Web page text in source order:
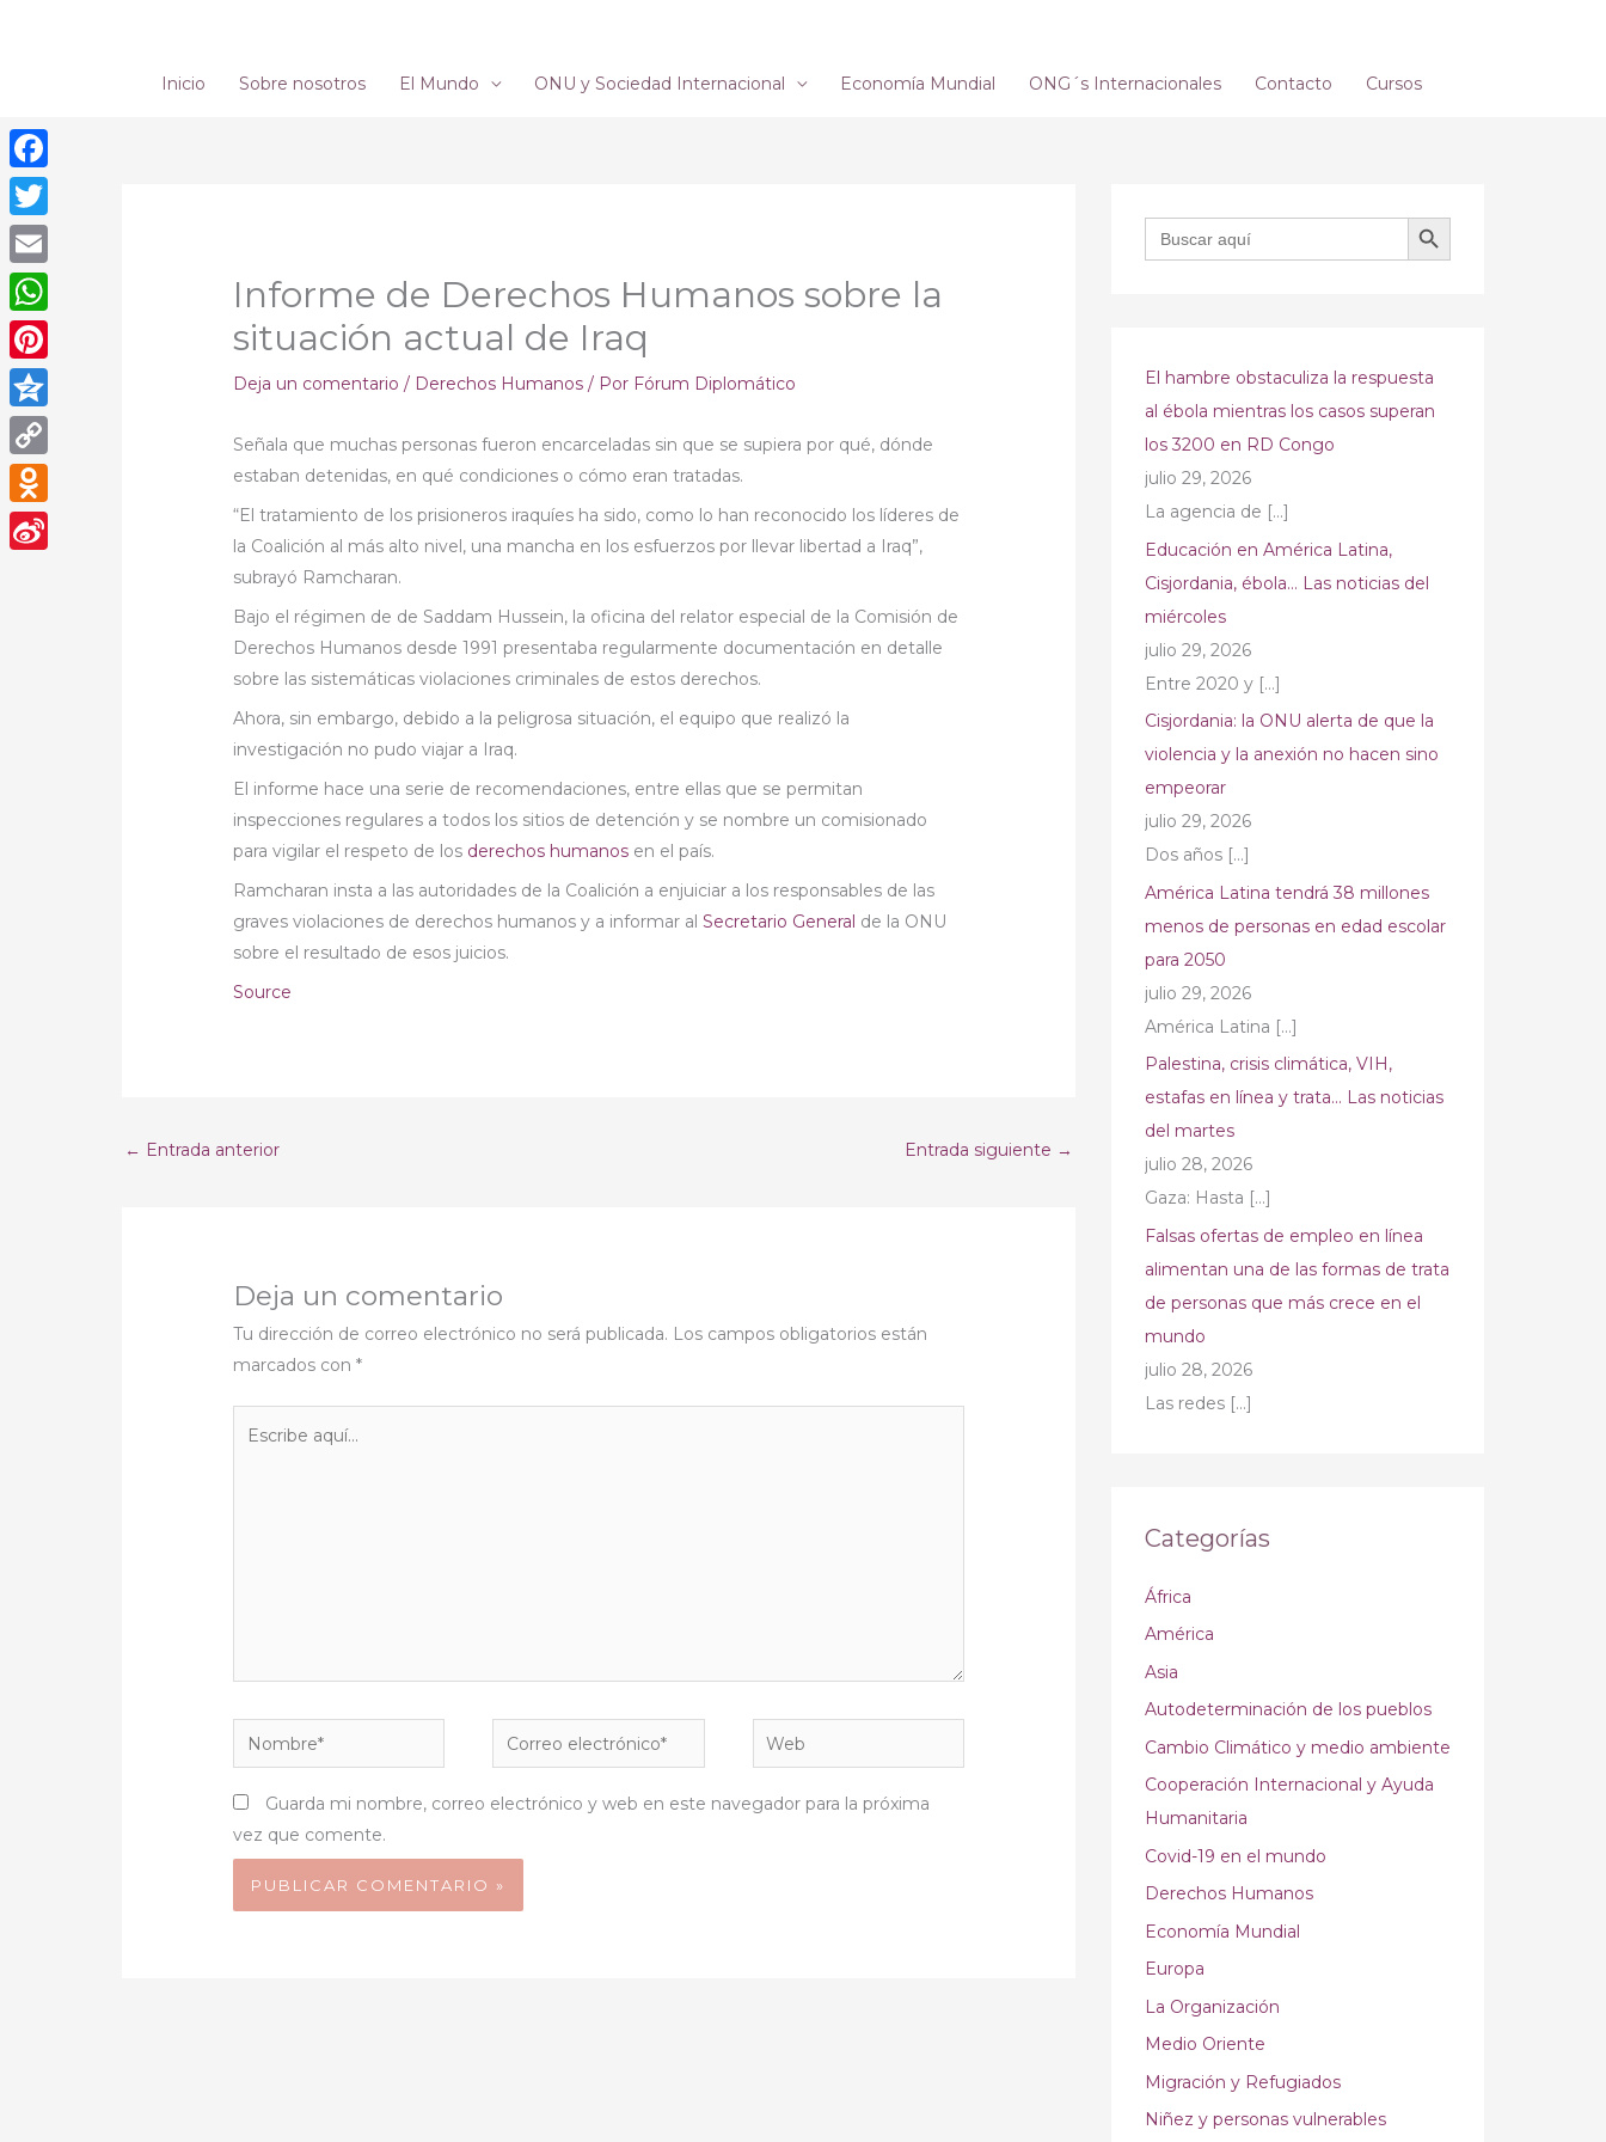
Inicio Sobre nosotros El Mundo ONU y Sociedad Internacional Economía Mundial ONG´s Internacionales Contacto Cursos
Informe de Derechos Humanos sobre la
situación actual de Iraq
Deja un comentario / Derechos Humanos / Por Fórum Diplomático
Señala que muchas personas fueron encarceladas sin que se supiera por qué, dónde
estaban detenidas, en qué condiciones o cómo eran tratadas.
“El tratamiento de los prisioneros iraquíes ha sido, como lo han reconocido los líderes de
la Coalición al más alto nivel, una mancha en los esfuerzos por llevar libertad a Iraq”,
subrayó Ramcharan.
Bajo el régimen de de Saddam Hussein, la oficina del relator especial de la Comisión de
Derechos Humanos desde 1991 presentaba regularmente documentación en detalle
sobre las sistemáticas violaciones criminales de estos derechos.
Ahora, sin embargo, debido a la peligrosa situación, el equipo que realizó la
investigación no pudo viajar a Iraq.
El informe hace una serie de recomendaciones, entre ellas que se permitan
inspecciones regulares a todos los sitios de detención y se nombre un comisionado
para vigilar el respeto de los derechos humanos en el país.
Ramcharan insta a las autoridades de la Coalición a enjuiciar a los responsables de las
graves violaciones de derechos humanos y a informar alSecretario General de la ONU
sobre el resultado de esos juicios.
Source
← Entrada anterior Entrada siguiente →
Deja un comentario
Tu dirección de correo electrónico no será publicada. Los campos obligatorios están
marcados con*
Nombre*
Correo
electrónico*
Web
Guarda mi nombre, correo electrónico y web en este navegador para la próxima
vez que comente.
Buscar: BOTÓN DE BÚSQUEDA
El hambre obstaculiza la respuesta
al ébola mientras los casos superan
los 3200 en RD Congo
julio 29, 2026
La agencia de […]
Educación en América Latina,
Cisjordania, ébola… Las noticias del
miércoles
julio 29, 2026
Entre 2020 y […]
Cisjordania: la ONU alerta de que la
violencia y la anexión no hacen sino
empeorar
julio 29, 2026
Dos años […]
América Latina tendrá 38 millones
menos de personas en edad escolar
para 2050
julio 29, 2026
América Latina […]
Palestina, crisis climática, VIH,
estafas en línea y trata… Las noticias
del martes
julio 28, 2026
Gaza: Hasta […]
Falsas ofertas de empleo en línea
alimentan una de las formas de trata
de personas que más crece en el
mundo
julio 28, 2026
Las redes […]
Categorías
África
América
Asia
Autodeterminación de los pueblos
Cambio Climático y medio ambiente
Cooperación Internacional y Ayuda
Humanitaria
Covid-19 en el mundo
Derechos Humanos
Economía Mundial
Europa
La Organización
Medio Oriente
Migración y Refugiados
Niñez y personas vulnerables
Facebook
Twitter
Email
WhatsApp
Pinterest
Qzone
Copy
Link
Odnoklassniki